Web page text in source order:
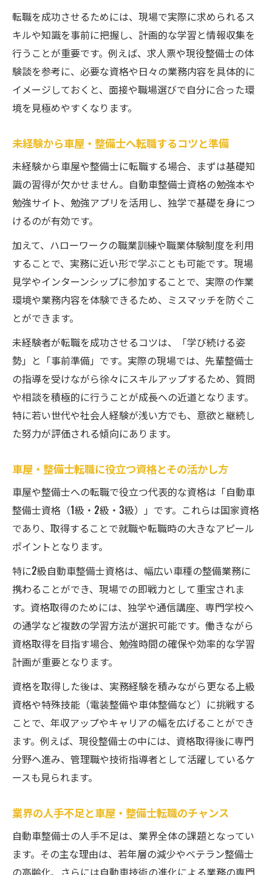
現場の声で分かる合格率アップの学習法
未経験から車屋でスキルを高める秘訣
未経験でも安心の車屋・整備士スキル習得
法
車屋・整備士の現場で役立つ基礎技術を学
ぶ
車屋・整備士スキルアップに欠かせない勉
強法
職業訓練や独学で広がる車屋・整備士の力
働きながら整備士資格を取得する実践術
車屋・整備士が働きながら資格を目指すコ
ツ
仕事と両立できる自動車整備士勉強法の選
び方
車屋・整備士資格取得のための時間管理術
現場で活かせる整備士資格勉強の進め方
働きながら挑戦する車屋・整備士の実例紹
介
学習アプリや本で独学を成功させるには
車屋・整備士におすすめの勉強アプリ活用
法
車屋・整備士独学の効率を上げる勉強サイ
ト
自動車整備士資格に役立つアプリの選定基
準
独学で車屋・整備士スキルを伸ばす実践例
安定したキャリア構築に役立つ勉強法ガイド
車屋・整備士でキャリアを築く学習法とは
将来を見据えた車屋・整備士の勉強戦略
車屋・整備士の収入アップを叶える学習設
計
キャリア形成に欠かせない整備士資格勉強
法
車屋・整備士が長く活躍するための学び方
転職を成功させるためには、現場で実際に求められるス
キルや知識を事前に把握し、計画的な学習と情報収集を
行うことが重要です。例えば、求人票や現役整備士の体
験談を参考に、必要な資格や日々の業務内容を具体的に
イメージしておくと、面接や職場選びで自分に合った環
境を見極めやすくなります。
未経験から車屋・整備士へ転職するコツと準備
未経験から車屋や整備士に転職する場合、まずは基礎知
識の習得が欠かせません。自動車整備士資格の勉強本や
勉強サイト、勉強アプリを活用し、独学で基礎を身につ
けるのが有効です。
加えて、ハローワークの職業訓練や職業体験制度を利用
することで、実務に近い形で学ぶことも可能です。現場
見学やインターンシップに参加することで、実際の作業
環境や業務内容を体験できるため、ミスマッチを防ぐこ
とができます。
未経験者が転職を成功させるコツは、「学び続ける姿
勢」と「事前準備」です。実際の現場では、先輩整備士
の指導を受けながら徐々にスキルアップするため、質問
や相談を積極的に行うことが成長への近道となります。
特に若い世代や社会人経験が浅い方でも、意欲と継続し
た努力が評価される傾向にあります。
車屋・整備士転職に役立つ資格とその活かし方
車屋や整備士への転職で役立つ代表的な資格は「自動車
整備士資格（1級・2級・3級）」です。これらは国家資格
であり、取得することで就職や転職時の大きなアピール
ポイントとなります。
特に2級自動車整備士資格は、幅広い車種の整備業務に
携わることができ、現場での即戦力として重宝されま
す。資格取得のためには、独学や通信講座、専門学校へ
の通学など複数の学習方法が選択可能です。働きながら
資格取得を目指す場合、勉強時間の確保や効率的な学習
計画が重要となります。
資格を取得した後は、実務経験を積みながら更なる上級
資格や特殊技能（電装整備や車体整備など）に挑戦する
ことで、年収アップやキャリアの幅を広げることができ
ます。例えば、現役整備士の中には、資格取得後に専門
分野へ進み、管理職や技術指導者として活躍しているケ
ースも見られます。
業界の人手不足と車屋・整備士転職のチャンス
自動車整備士の人手不足は、業界全体の課題となってい
ます。その主な理由は、若年層の減少やベテラン整備士
の高齢化、さらには自動車技術の進化による業務の専門